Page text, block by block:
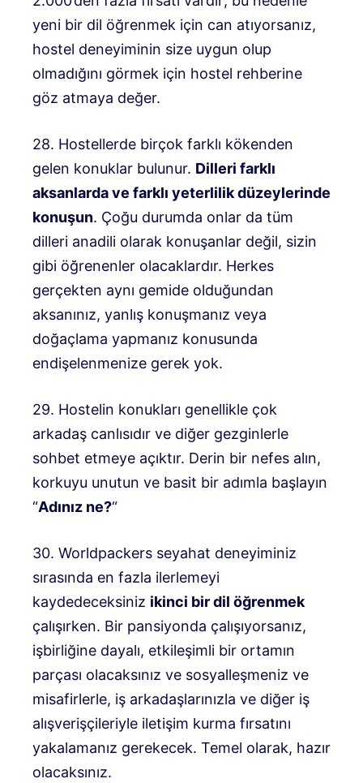
yeni bir dil öğrenmek için can atıyorsanız,
hostel deneyiminin size uygun olup
olmadığını görmek için hostel rehberine
göz atmaya değer.
28. Hostellerde birçok farklı kökenden
gelen konuklar bulunur. Dilleri farklı
aksanlarda ve farklı yeterlilik düzeylerinde
konuşun. Çoğu durumda onlar da tüm
dilleri anadili olarak konuşanlar değil, sizin
gibi öğrenenler olacaklardır. Herkes
gerçekten aynı gemide olduğundan
aksanınız, yanlış konuşmanız veya
doğaçlama yapmanız konusunda
endişelenmenize gerek yok.
29. Hostelin konukları genellikle çok
arkadaş canlısıdır ve diğer gezginlerle
sohbet etmeye açıktır. Derin bir nefes alın,
korkuyu unutun ve basit bir adımla başlayın
“Adınız ne?“
30. Worldpackers seyahat deneyiminiz
sırasında en fazla ilerlemeyi
kaydedeceksiniz ikinci bir dil öğrenmek
çalışırken. Bir pansiyonda çalışıyorsanız,
işbirliğine dayalı, etkileşimli bir ortamın
parçası olacaksınız ve sosyalleşmeniz ve
misafirlerle, iş arkadaşlarınızla ve diğer iş
alışverişçileriyle iletişim kurma fırsatını
yakalamanız gerekecek. Temel olarak, hazır
olacaksınız.